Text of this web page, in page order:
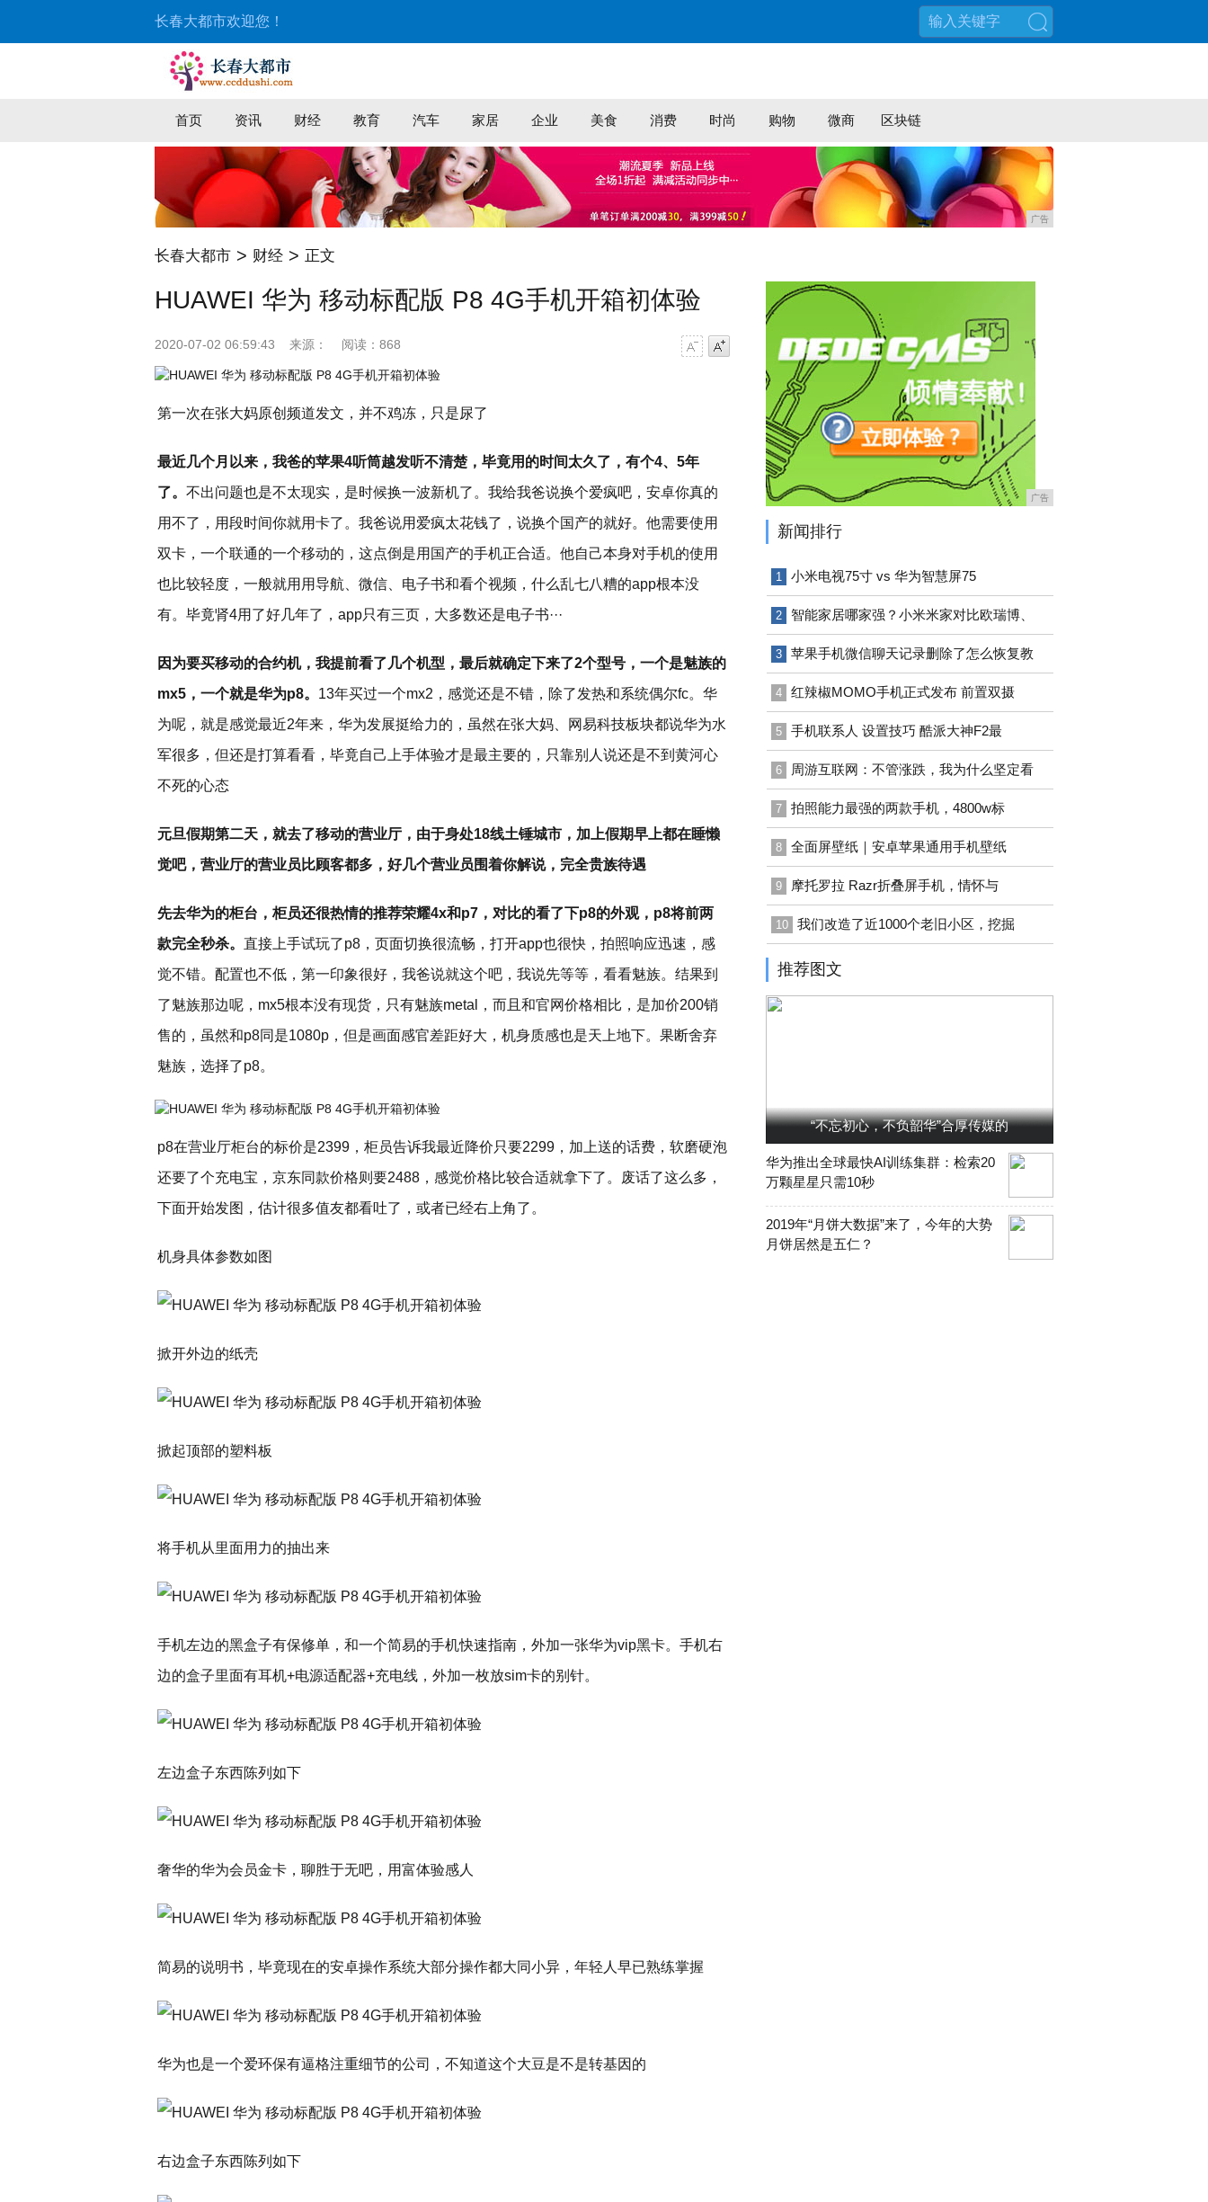
长春大都市欢迎您！
首页 资讯 财经 教育 汽车 家居 企业 美食 消费 时尚 购物 微商 区块链
广告
长春大都市 > 财经 > 正文
HUAWEI 华为 移动标配版 P8 4G手机开箱初体验
2020-07-02 06:59:43 来源： 阅读：868
第一次在张大妈原创频道发文，并不鸡冻，只是尿了
最近几个月以来，我爸的苹果4听筒越发听不清楚，毕竟用的时间太久了，有个4、5年
了。 不出问题也是不太现实，是时候换一波新机了。我给我爸说换个爱疯吧，安卓你真的
用不了，用段时间你就用卡了。我爸说用爱疯太花钱了，说换个国产的就好。他需要使用
双卡，一个联通的一个移动的，这点倒是用国产的手机正合适。他自己本身对手机的使用
也比较轻度，一般就用用导航、微信、电子书和看个视频，什么乱七八糟的app根本没
有。毕竟肾4用了好几年了，app只有三页，大多数还是电子书···
因为要买移动的合约机，我提前看了几个机型，最后就确定下来了2个型号，一个是魅族的
mx5，一个就是华为p8。 13年买过一个mx2，感觉还是不错，除了发热和系统偶尔fc。华
为呢，就是感觉最近2年来，华为发展挺给力的，虽然在张大妈、网易科技板块都说华为水
军很多，但还是打算看看，毕竟自己上手体验才是最主要的，只靠别人说还是不到黄河心
不死的心态
元旦假期第二天，就去了移动的营业厅，由于身处18线土锤城市，加上假期早上都在睡懒
觉吧，营业厅的营业员比顾客都多，好几个营业员围着你解说，完全贵族待遇
先去华为的柜台，柜员还很热情的推荐荣耀4x和p7，对比的看了下p8的外观，p8将前两
款完全秒杀。 直接上手试玩了p8，页面切换很流畅，打开app也很快，拍照响应迅速，感
觉不错。配置也不低，第一印象很好，我爸说就这个吧，我说先等等，看看魅族。结果到
了魅族那边呢，mx5根本没有现货，只有魅族metal，而且和官网价格相比，是加价200销
售的，虽然和p8同是1080p，但是画面感官差距好大，机身质感也是天上地下。果断舍弃
魅族，选择了p8。
p8在营业厅柜台的标价是2399，柜员告诉我最近降价只要2299，加上送的话费，软磨硬泡
还要了个充电宝，京东同款价格则要2488，感觉价格比较合适就拿下了。废话了这么多，
下面开始发图，估计很多值友都看吐了，或者已经右上角了。
机身具体参数如图
掀开外边的纸壳
掀起顶部的塑料板
将手机从里面用力的抽出来
手机左边的黑盒子有保修单，和一个简易的手机快速指南，外加一张华为vip黑卡。手机右
边的盒子里面有耳机+电源适配器+充电线，外加一枚放sim卡的别针。
左边盒子东西陈列如下
奢华的华为会员金卡，聊胜于无吧，用富体验感人
简易的说明书，毕竟现在的安卓操作系统大部分操作都大同小异，年轻人早已熟练掌握
华为也是一个爱环保有逼格注重细节的公司，不知道这个大豆是不是转基因的
右边盒子东西陈列如下
广告
新闻排行
1 小米电视75寸 vs 华为智慧屏75
2 智能家居哪家强？小米米家对比欧瑞博、
3 苹果手机微信聊天记录删除了怎么恢复教
4 红辣椒MOMO手机正式发布 前置双摄
5 手机联系人 设置技巧 酷派大神F2最
6 周游互联网：不管涨跌，我为什么坚定看
7 拍照能力最强的两款手机，4800w标
8 全面屏壁纸｜安卓苹果通用手机壁纸
9 摩托罗拉 Razr折叠屏手机，情怀与
10 我们改造了近1000个老旧小区，挖掘
推荐图文
“不忘初心，不负韶华”合厚传媒的
华为推出全球最快AI训练集群：检索20
万颗星星只需10秒
2019年“月饼大数据”来了，今年的大势
月饼居然是五仁？